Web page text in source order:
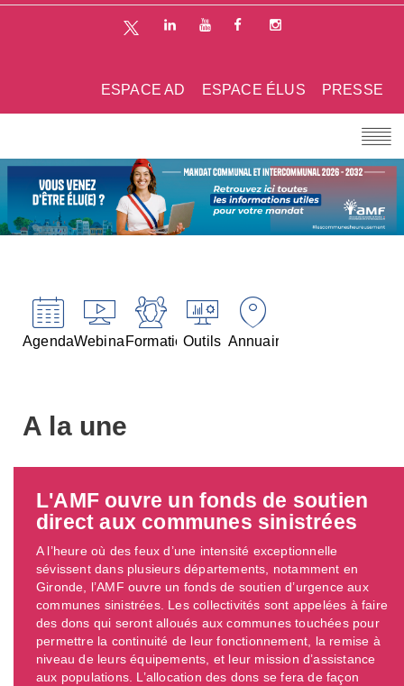
PRESSE
ESPACE ÉLUS
ESPACE AD
AgendaWebinairesFormationsOutils Annuaires
A la une
L'AMF ouvre un fonds de soutien
direct aux communes sinistrées
A l’heure où des feux d’une intensité exceptionnelle
sévissent dans plusieurs départements, notamment en
Gironde, l’AMF ouvre un fonds de soutien d’urgence aux
communes sinistrées. Les collectivités sont appelées à faire
des dons qui seront alloués aux communes touchées pour
permettre la continuité de leur fonctionnement, la remise à
niveau de leurs équipements, et leur mission d’assistance
aux populations. L’allocation des dons se fera de façon